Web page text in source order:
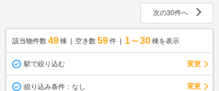
次の30件へ
該当物件数 49棟 空き数 59 件 1～30 棟を表示
駅で絞り込む 変更
絞り込み条件： なし 変更